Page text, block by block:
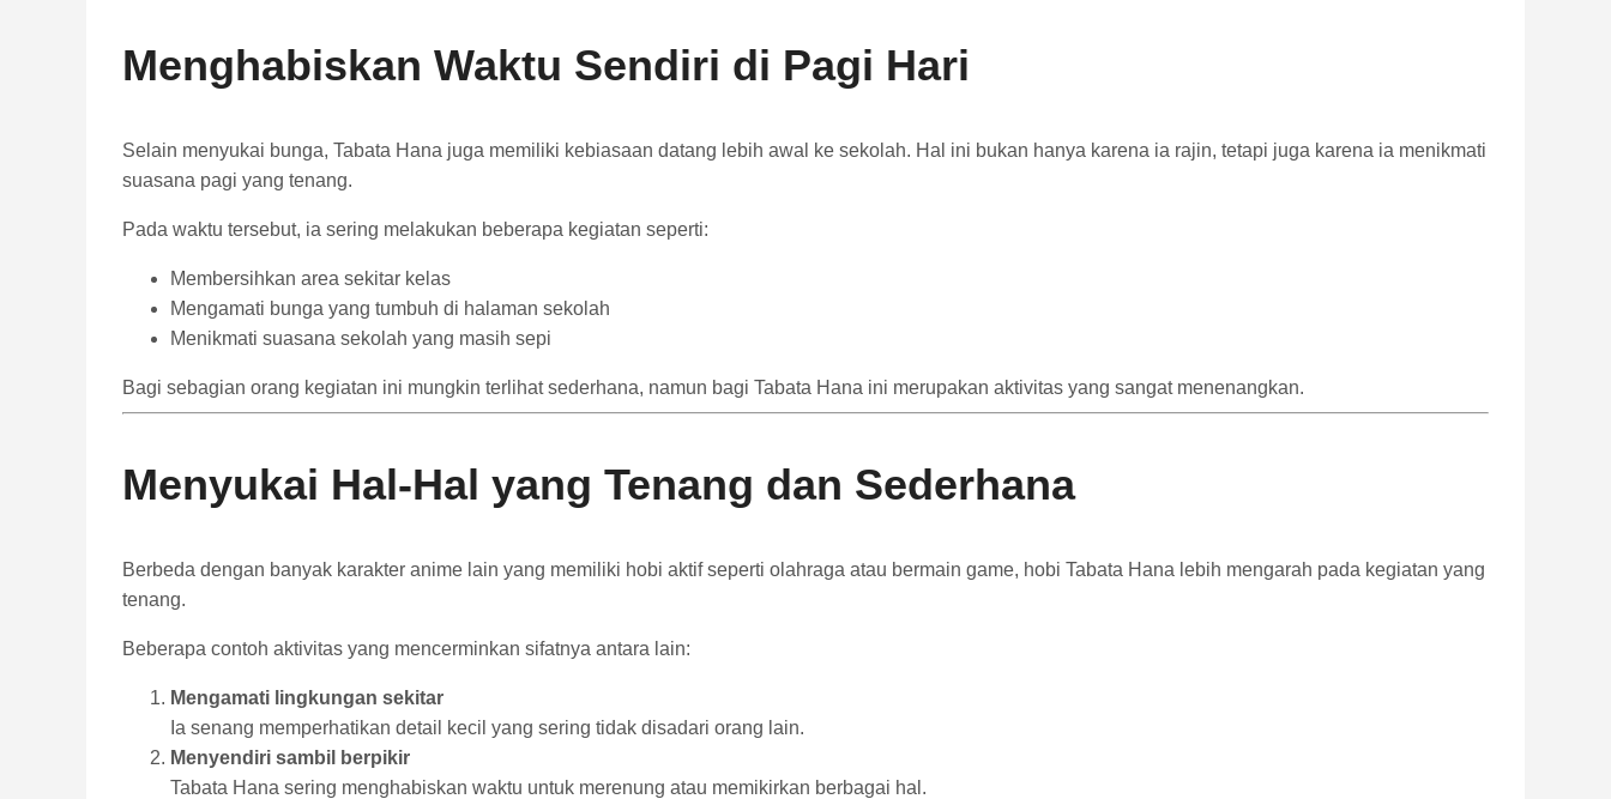
Menghabiskan Waktu Sendiri di Pagi Hari
Selain menyukai bunga, Tabata Hana juga memiliki kebiasaan datang lebih awal ke sekolah. Hal ini bukan hanya karena ia rajin, tetapi juga karena ia menikmati
suasana pagi yang tenang.
Pada waktu tersebut, ia sering melakukan beberapa kegiatan seperti:
Membersihkan area sekitar kelas
Mengamati bunga yang tumbuh di halaman sekolah
Menikmati suasana sekolah yang masih sepi
Bagi sebagian orang kegiatan ini mungkin terlihat sederhana, namun bagi Tabata Hana ini merupakan aktivitas yang sangat menenangkan.
Menyukai Hal-Hal yang Tenang dan Sederhana
Berbeda dengan banyak karakter anime lain yang memiliki hobi aktif seperti olahraga atau bermain game, hobi Tabata Hana lebih mengarah pada kegiatan yang
tenang.
Beberapa contoh aktivitas yang mencerminkan sifatnya antara lain:
Mengamati lingkungan sekitar
Ia senang memperhatikan detail kecil yang sering tidak disadari orang lain.
Menyendiri sambil berpikir
Tabata Hana sering menghabiskan waktu untuk merenung atau memikirkan berbagai hal.